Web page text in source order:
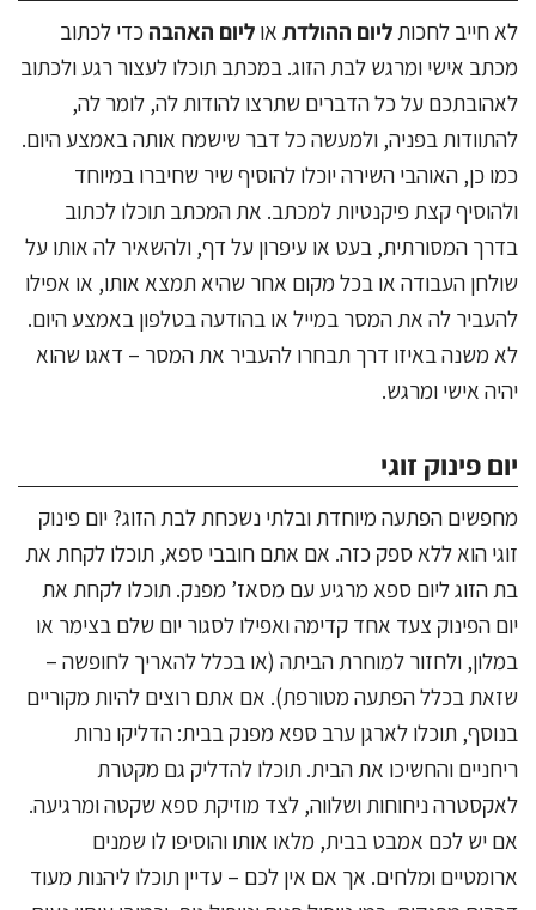
לא חייב לחכותליום ההולדת או ליום האהבה כדי לכתוב
מכתב אישי ומרגש לבת הזוג. במכתב תוכלו לעצור רגע ולכתוב
לאהובתכם על כל הדברים שתרצו להודות לה, לומר לה,
להתוודות בפניה, ולמעשה כל דבר שישמח אותה באמצע היום.
כמו כן, האוהבי השירה יוכלו להוסיף שיר שחיברו במיוחד
ולהוסיף קצת פיקנטיות למכתב. את המכתב תוכלו לכתוב
בדרך המסורתית, בעט או עיפרון על דף, ולהשאיר לה אותו על
שולחן העבודה או בכל מקום אחר שהיא תמצא אותו, או אפילו
להעביר לה את המסר במייל או בהודעה בטלפון באמצע היום.
לא משנה באיזו דרך תבחרו להעביר את המסר – דאגו שהוא
יהיה אישי ומרגש.
יום פינוק זוגי
מחפשים הפתעה מיוחדת ובלתי נשכחת לבת הזוג? יום פינוק
זוגי הוא ללא ספק כזה. אם אתם חובבי ספא, תוכלו לקחת את
בת הזוג ליום ספא מרגיע עם מסאז’ מפנק. תוכלו לקחת את
יום הפינוק צעד אחד קדימה ואפילו לסגור יום שלם בצימר או
במלון, ולחזור למוחרת הביתה (או בכלל להאריך לחופשה –
שזאת בכלל הפתעה מטורפת). אם אתם רוצים להיות מקוריים
בנוסף, תוכלו לארגן ערב ספא מפנק בבית: הדליקו נרות
ריחניים והחשיכו את הבית. תוכלו להדליק גם מקטרת
לאקסטרה ניחוחות ושלווה, לצד מוזיקת ספא שקטה ומרגיעה.
אם יש לכם אמבט בבית, מלאו אותו והוסיפו לו שמנים
ארומטיים ומלחים. אך אם אין לכם – עדיין תוכלו ליהנות מעוד